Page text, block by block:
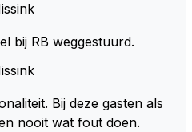
heeft van een voorm
23 jaar? Hij doet dingen
een uitje voor zijn t
hij al eigenaar van een su
alleen speciaal in de aut
bij RB weggestuurd.
Bij deze gasten als
nooit wat fout doen.